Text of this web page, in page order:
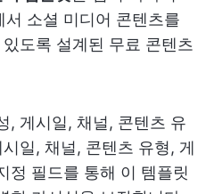
소셜 미디어 콘텐츠를
도록 설계된 무료 콘텐츠
, 게시일, 채널, 콘텐츠 유
일, 채널, 콘텐츠 유형, 게
정 필드를 통해 이 템플릿